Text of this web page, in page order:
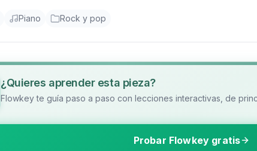
Piano Rock y pop
¿Quieres aprender esta pieza?
Flowkey te guía paso a paso con lecciones interactivas, de
Probar Flowkey gratis